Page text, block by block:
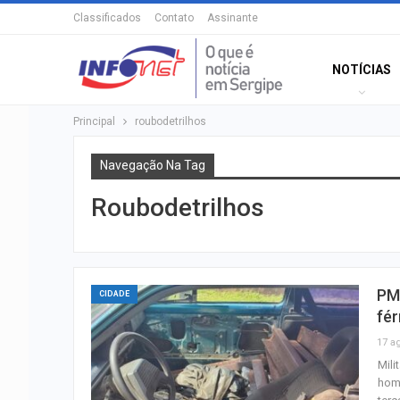
Classificados Contato Assinante
NOTÍCIAS
Principal roubodetrilhos
Navegação Na Tag
Roubodetrilhos
CIDADE
17